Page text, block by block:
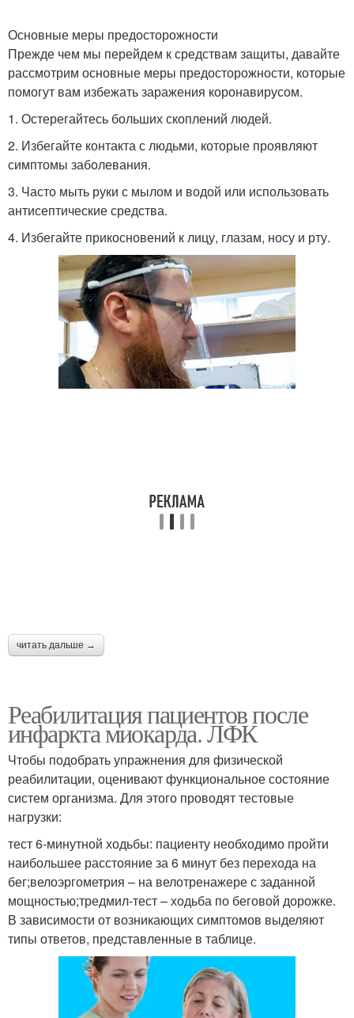
Основные меры предосторожности
Прежде чем мы перейдем к средствам защиты, давайте
рассмотрим основные меры предосторожности, которые
помогут вам избежать заражения коронавирусом.
1. Остерегайтесь больших скоплений людей.
2. Избегайте контакта с людьми, которые проявляют
симптомы заболевания.
3. Часто мыть руки с мылом и водой или использовать
антисептические средства.
4. Избегайте прикосновений к лицу, глазам, носу и рту.
читать дальше →
Реабилитация пациентов после
инфаркта миокарда. ЛФК
Чтобы подобрать упражнения для физической
реабилитации, оценивают функциональное состояние
систем организма. Для этого проводят тестовые
нагрузки:
тест 6-минутной ходьбы: пациенту необходимо пройти
наибольшее расстояние за 6 минут без перехода на
бег;велоэргометрия – на велотренажере с заданной
мощностью;тредмил-тест – ходьба по беговой дорожке.
В зависимости от возникающих симптомов выделяют
типы ответов, представленные в таблице.